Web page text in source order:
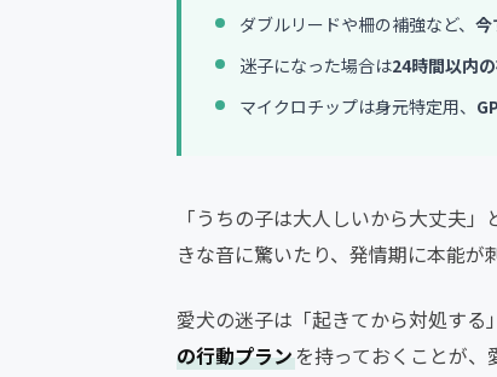
ダブルリードや柵の補強など、 今
迷子になった場合は24時間以内
マイクロチップは身元特定用、
「うちの子は大人しいから大丈夫
きな音に驚いたり、発情期に本能が
愛犬の迷子は「起きてから対処する
の行動プランを持っておくことが、